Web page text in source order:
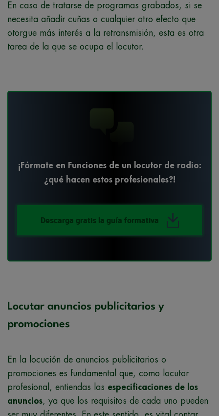
En caso de tratarse de programas grabados, si se
necesita añadir cuñas o cualquier otro efecto que
otorgue más interés a la retransmisión, esta es otra
tarea de la que se ocupa el locutor.
¡Fórmate en Funciones de un locutor de radio:
¿qué hacen estos profesionales?!
Descarga gratis la guía formativa
Locutar anuncios publicitarios y
promociones
En la locución de anuncios publicitarios o
promociones es fundamental que, como locutor
profesional, entiendas las especificaciones de los
anuncios , ya que los requisitos de cada uno pueden